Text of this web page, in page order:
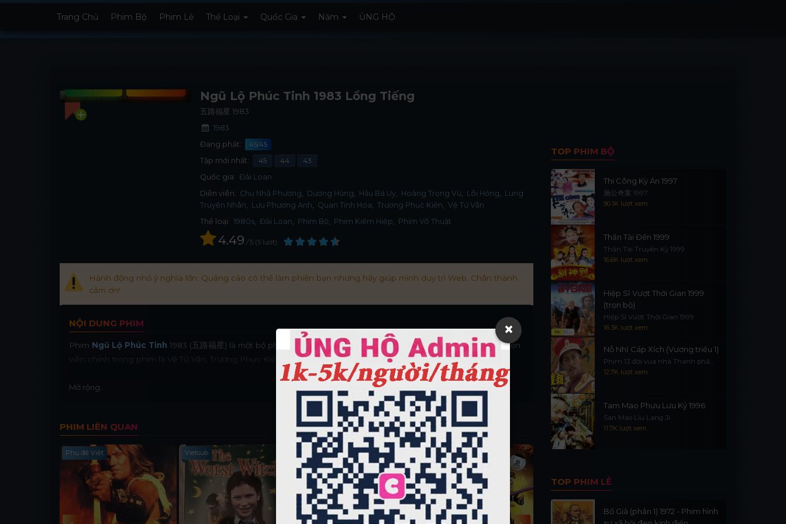
Trang Chủ Phim Bộ Phim Lẻ Thể Loại Quốc Gia Năm ỦNG HỘ
Ngũ Lộ Phúc Tinh 1983 Lồng Tiếng
五路福星 1983
1983
Đang phát:
45/45
Tập mới nhất: 45 44
43
Quốc gia: Đài Loan
Diễn viên: Chu Nhã Phương Dương Hùng Hầu Bá Uy Hoàng Trọng Vũ Lôi Hồng
Lung
Truyền Nhân
Lưu Phương Anh Quan Tinh Hoa Trương Phục Kiến
Vệ Tử Vân
Thể loại: 1980s, Đài Loan, Phim Bộ, Phim Kiếm Hiệp, Phim Võ Thuật
4.49 / 5 5 lượt
Hành động nhỏ ý nghĩa lớn: Quảng cáo có thể làm phiền bạn nhưng hãy giúp mình duy trì Web. Chân thành
cảm ơn!
NỘI DUNG PHIM
Phim Ngũ Lộ Phúc Tinh 1983 (五路福星) là một bộ phim chưởng kiếm hiệp kỳ tình hài hước của CTS Đài Loan. Diễn
viên chính trong phim là Vệ Tử Vân, Trương Phục Kiến,... Xem phim trọn bộ lồng tiếng tại
xemphimxua.top
Mở rộng...
PHIM LIÊN QUAN
Phụ đề Việt Vietsub Lồng Tiếng - Thuyết Minh Thuyết Minh
TOP PHIM BỘ
Thi Công Kỳ Án 1997
施公奇案 1997
90.1K lượt xem
Thần Tài Đến 1999
Thần Tài Truyền Kỳ 1999
16.6K lượt xem
Hiệp Sĩ Vượt Thời Gian 1999
(trọn bộ)
Hiệp Sĩ Vượt Thời Gian 1999
16.3K lượt xem
Nỗ Nhĩ Cáp Xích (Vương triều 1)
Phim 13 đời vua nhà Thanh phần
112.7K lượt xem
Tam Mao Phưu Lưu Ký 1996
San Mao Liu Lang Ji
11.7K lượt xem
TOP PHIM LẺ
Bố Già (phần 1) 1972 - Phim hình
×